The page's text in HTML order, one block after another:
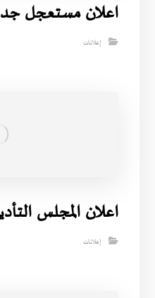
اعلان مستعجل
إعلانات
اعلان المجلس
إعلانات